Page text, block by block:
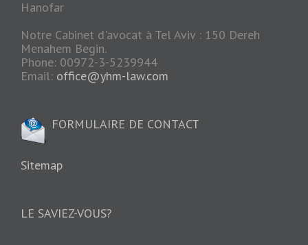
Hanofar
Notre Cabinet d'avocat à Tel Aviv : 150 Dereh
Menahem Begin.
Phone: 00972-3-5239944
Email: office@yhm-law.com
FORMULAIRE DE CONTACT
Sitemap
LE SAVIEZ-VOUS?